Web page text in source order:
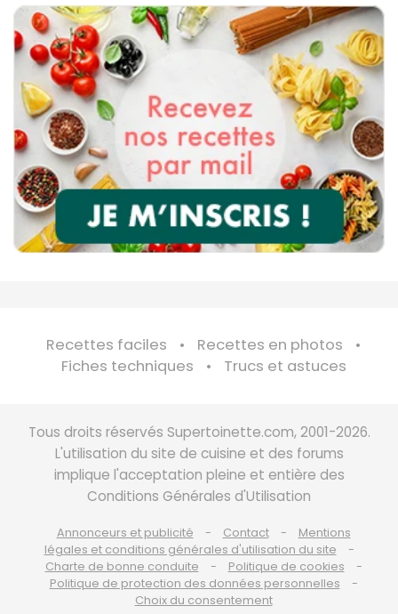
Recettes faciles
Recettes en photos
Fiches techniques
Trucs et astuces
Tous droits réservés Supertoinette.com, 2001-2026.
L'utilisation du site de cuisine et des forums
implique l'acceptation pleine et entière des
Conditions Générales d'Utilisation
Annonceurs et publicité Contact
Mentions
légales et conditions générales d'utilisation du site
Charte de bonne conduite
Politique de cookies
Politique de protection des données personnelles
Choix du consentement